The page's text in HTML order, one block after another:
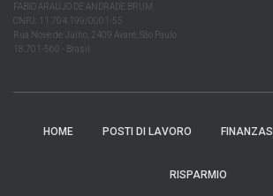
FABIO ARAUJO DE ANDRADE BRUM
CNPJ: 11.704.199/0001-55
Rua Nove de Julho, 2409 Avaré, São Paulo
18.701-560 - Brasil
HOME POSTI DI LAVORO FINANZAS
RISPARMIO